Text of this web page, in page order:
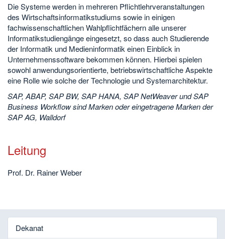
Die Systeme werden in mehreren Pflichtlehrveranstaltungen
des Wirtschaftsinformatikstudiums sowie in einigen
fachwissenschaftlichen Wahlpflichtfächern alle unserer
Informatikstudiengänge eingesetzt, so dass auch Studierende
der Informatik und Medieninformatik einen Einblick in
Unternehmenssoftware bekommen können. Hierbei spielen
sowohl anwendungsorientierte, betriebswirtschaftliche Aspekte
eine Rolle wie solche der Technologie und Systemarchitektur.
SAP, ABAP, SAP BW, SAP HANA, SAP NetWeaver und SAP
Business Workflow sind Marken oder eingetragene Marken der
SAP AG, Walldorf
Leitung
Prof. Dr. Rainer Weber
Dekanat